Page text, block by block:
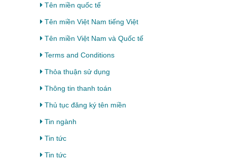
Tên miền quốc tế
Tên miền Việt Nam tiếng Việt
Tên miền Việt Nam và Quốc tế
Terms and Conditions
Thỏa thuận sử dụng
Thông tin thanh toán
Thủ tục đăng ký tên miền
Tin ngành
Tin tức
Tin tức